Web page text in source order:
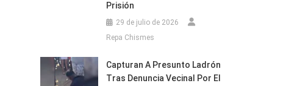
Prisión
29 de julio de 2026
Repa Chismes
Capturan A Presunto Ladrón
Tras Denuncia Vecinal Por El